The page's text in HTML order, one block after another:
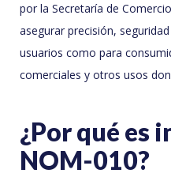
por la Secretaría de
asegurar precisión,
usuarios como para
comerciales y otros usos
¿Por qué es
NOM-010?